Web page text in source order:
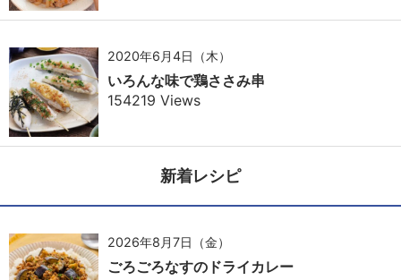
2020年6月4日（木）
いろんな味で鶏ささみ串
154219 Views
新着レシピ
2026年8月7日（金）
ごろごろなすのドライカレー